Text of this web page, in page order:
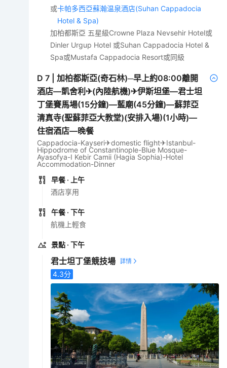
或卡帕多西亞蘇瀚温泉酒店(Suhan Cappadocia
Hotel & Spa)
加柏都斯亞 五星級Crowne Plaza Nevsehir Hotel或
Dinler Urgup Hotel 或Suhan Cappadocia Hotel &
Spa或Mustafa Cappadocia Resort或同級
D7 |加柏都斯亞(奇石林)─早上約08:00離開
酒店—凱舍利✈(內陸航機)✈伊斯坦堡—君士坦
丁堡賽馬場(15分鐘)—藍廟(45分鐘)—蘇菲亞
清真寺(聖蘇菲亞大教堂)(安排入場)(1小時)—
住宿酒店—晚餐
Cappadocia-Kayseri✈domestic flight✈Istanbul-
Hippodrome of Constantinople-Blue Mosque-
Ayasofya-I Kebir Camii (Hagia Sophia)-Hotel
Accommodation-Dinner
早餐 · 上午
酒店享用
午餐 · 下午
航機上輕食
景點 · 下午
君士坦丁堡競技場
4.3分